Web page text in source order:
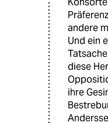
andere
Und ein
diese
ihre